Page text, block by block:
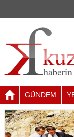
GÜNDEM